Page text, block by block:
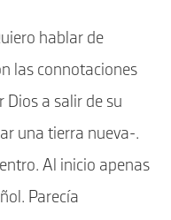
hablar de
las connotaciones
Dios a salir de su
una tierra nueva-.
Al inicio apenas
Parecía